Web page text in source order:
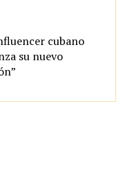
cubano
su nuevo